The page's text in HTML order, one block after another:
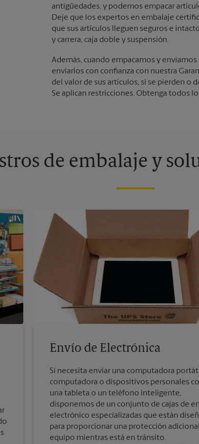
antigüedades, y podemos empacar
Deje que los expertos en embalaje
que sus artículos lleguen seguros e
y carrera, caja doble y suspensión.
Además, cuando empacamos y
enviarlos con confianza con nuestra
del valor de sus artículos, si se pierden o
Se aplican restricciones. Obtenga todos
de embalaje y
Envío de Electrónica
Si necesita enviar una computadora
computadora o dispositivos personales
una tableta o un teléfono inteligente,
disponemos de un conjunto de cajas de
electrónico especializadas que están
para proporcionar una protección
equipo mientras está en tránsito.